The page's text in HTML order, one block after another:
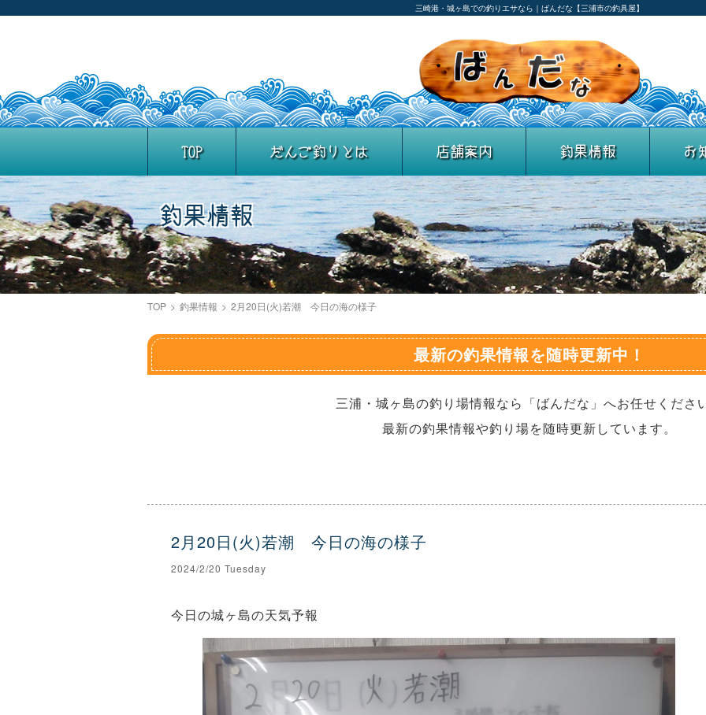
三崎港・城ヶ島での釣りエサなら｜ばんだな【三浦市の釣具屋】
TOP だんご釣りとは 店舗案内 釣果情報 お
釣果情報
TOP > 釣果情報 > 2月20日(火)若潮 今日の海の様子
最新の釣果情報を随時更新中！
三浦・城ヶ島の釣り場情報なら「ばんだな」へお任せくださ
最新の釣果情報や釣り場を随時更新しています。
2月20日(火)若潮 今日の海の様子
2024/2/20 Tuesday
今日の城ヶ島の天気予報